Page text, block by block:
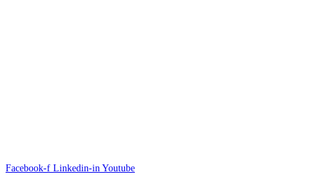
Facebook-f Linkedin-in Youtube